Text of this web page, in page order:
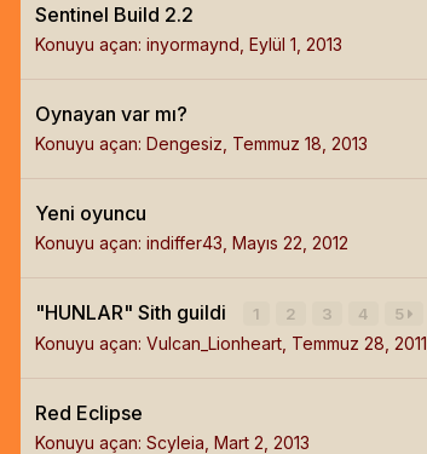
Sentinel Build 2.2
Konuyu açan: inyormaynd Eylül 1, 2013
Oynayan var mı?
Konuyu açan: Dengesiz Temmuz 18, 2013
Yeni oyuncu
Konuyu açan: indiffer43 Mayıs 22, 2012
"HUNLAR" Sith guildi 1 2 3 4 5
Konuyu açan: Vulcan_Lionheart Temmuz 28, 2011
Red Eclipse
Konuyu açan: Scyleia Mart 2, 2013